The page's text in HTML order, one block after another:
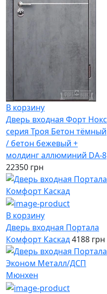
В корзину
Дверь входная Форт Нокс
серия Троя Бетон тёмный
/ бетон бежевый +
молдинг аллюминий DA-8
22350 грн
В корзину
Дверь входная Портала
Комфорт Каскад4188 грн